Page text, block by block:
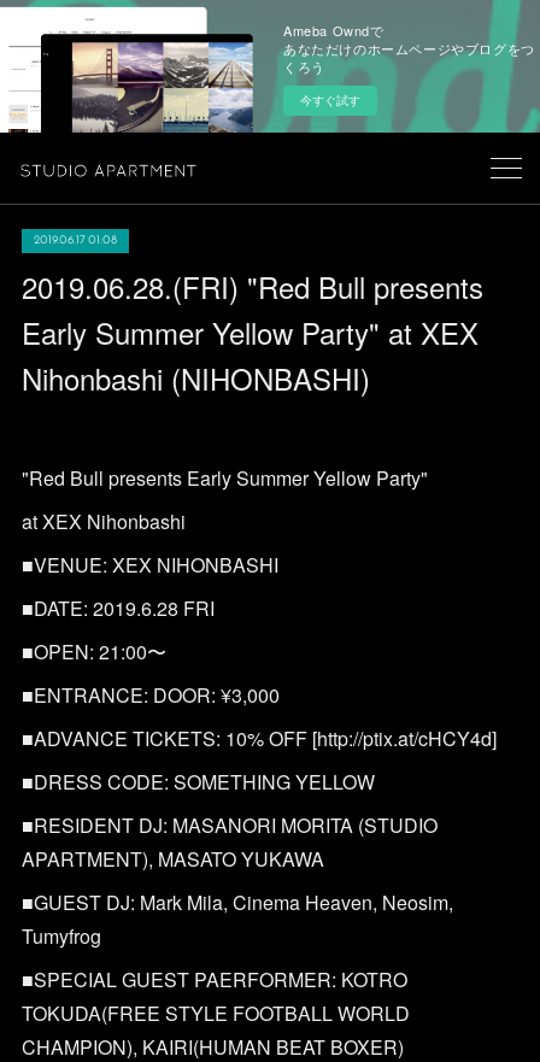
Ameba Owndで
あなただけのホームページやブログをつ
くろう
今すぐ試す
2019.06.17 01:08
2019.06.28.(FRI) "Red Bull presents
Early Summer Yellow Party" at XEX
Nihonbashi (NIHONBASHI)
"Red Bull presents Early Summer Yellow Party"
at XEX Nihonbashi
■VENUE: XEX NIHONBASHI
■DATE: 2019.6.28 FRI
■OPEN: 21:00〜
■ENTRANCE: DOOR: ¥3,000
■ADVANCE TICKETS: 10% OFF [http://ptix.at/cHCY4d]
■DRESS CODE: SOMETHING YELLOW
■RESIDENT DJ: MASANORI MORITA (STUDIO
APARTMENT), MASATO YUKAWA
■GUEST DJ: Mark Mila, Cinema Heaven, Neosim,
Tumyfrog
■SPECIAL GUEST PAERFORMER: KOTRO
TOKUDA(FREE STYLE FOOTBALL WORLD
CHAMPION), KAIRI(HUMAN BEAT BOXER)